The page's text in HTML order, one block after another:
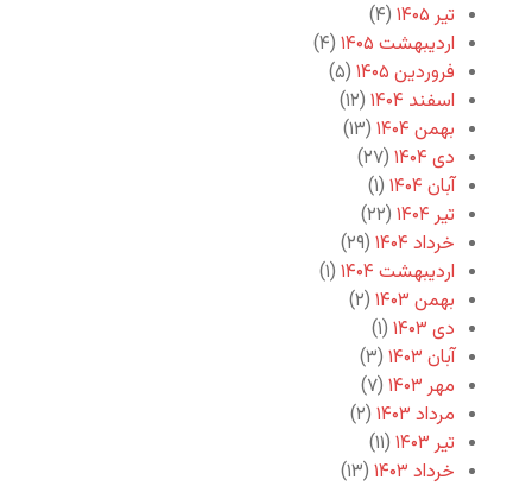
تیر ۱۴۰۵
(۴)
اردیبهشت ۱۴۰۵
(۴)
فروردین ۱۴۰۵
(۵)
اسفند ۱۴۰۴
(۱۲)
بهمن ۱۴۰۴
(۱۳)
دی ۱۴۰۴
(۲۷)
آبان ۱۴۰۴
(۱)
تیر ۱۴۰۴
(۲۲)
خرداد ۱۴۰۴
(۲۹)
اردیبهشت ۱۴۰۴
(۱)
بهمن ۱۴۰۳
(۲)
دی ۱۴۰۳
(۱)
آبان ۱۴۰۳
(۳)
مهر ۱۴۰۳
(۷)
مرداد ۱۴۰۳
(۲)
تیر ۱۴۰۳
(۱۱)
خرداد ۱۴۰۳
(۱۳)